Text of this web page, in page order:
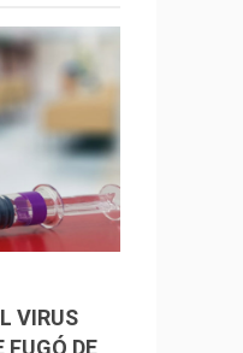
VIRUS